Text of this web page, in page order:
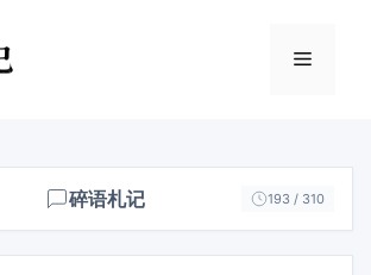
菜
碎语札记 193 / 310